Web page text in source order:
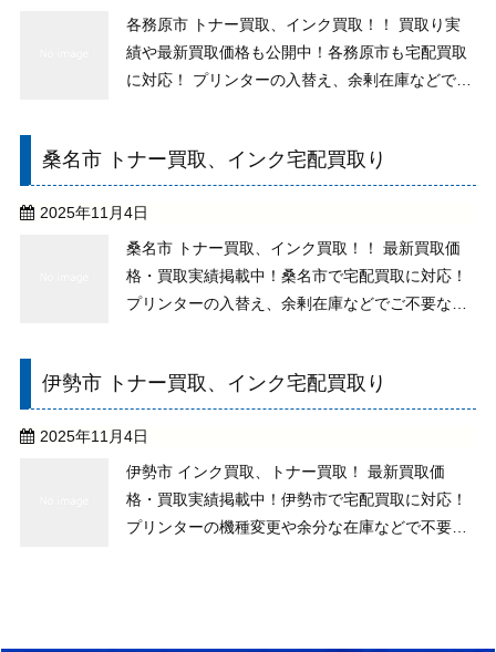
各務原市 トナー買取、インク買取！！ 買取り実
績や最新買取価格も公開中！各務原市も宅配買取
に対応！ プリンターの入替え、余剰在庫などでご
分をせずご相談下さい。 買取りの送料、その他の
手数料も全 ...
桑名市 トナー買取、インク宅配買取り
2025年11月4日
桑名市 トナー買取、インク買取！！ 最新買取価
格・買取実績掲載中！桑名市で宅配買取に対応！
プリンターの入替え、余剰在庫などでご不要なト
ご相談下さい。 買い取りの送料、その他手数料が
全て無料！ ...
伊勢市 トナー買取、インク宅配買取り
2025年11月4日
伊勢市 インク買取、トナー買取！ 最新買取価
格・買取実績掲載中！伊勢市で宅配買取に対応！
プリンターの機種変更や余分な在庫などで不要な